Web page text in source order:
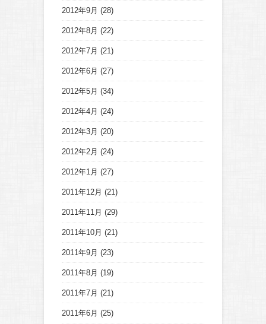
2012年9月 (28)
2012年8月 (22)
2012年7月 (21)
2012年6月 (27)
2012年5月 (34)
2012年4月 (24)
2012年3月 (20)
2012年2月 (24)
2012年1月 (27)
2011年12月 (21)
2011年11月 (29)
2011年10月 (21)
2011年9月 (23)
2011年8月 (19)
2011年7月 (21)
2011年6月 (25)